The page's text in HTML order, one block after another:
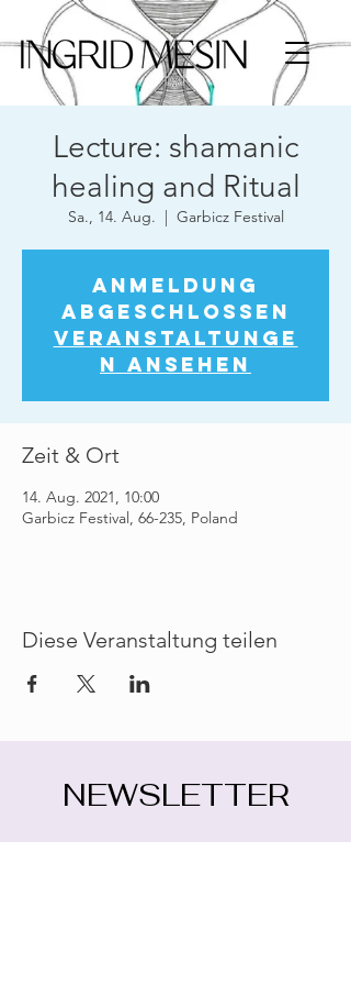
Lecture: shamanic
healing and Ritual
Sa., 14. Aug.
  |
Garbicz Festival
Anmeldung
abgeschlossen
Veranstaltunge
n ansehen
Zeit & Ort
14. Aug. 2021, 10:00
Garbicz Festival, 66-235, Poland
Diese Veranstaltung teilen
NEWSLETTER